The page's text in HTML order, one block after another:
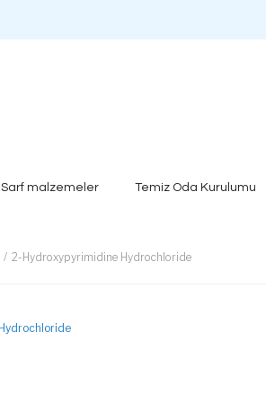
Sarf malzemeler Temiz Oda Kurulumu
2-Hydroxypyrimidine Hydrochloride